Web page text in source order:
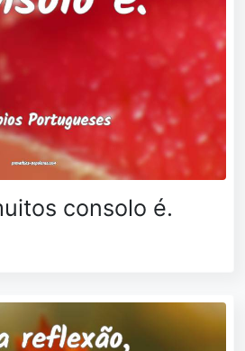
consolo é.